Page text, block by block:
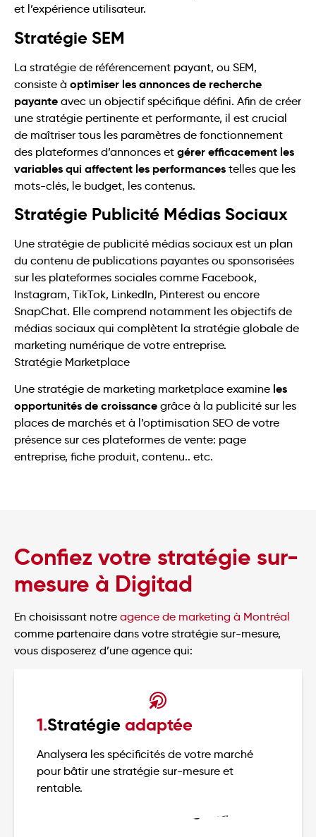
et l’expérience utilisateur.
Stratégie SEM
La stratégie de référencement payant, ou SEM,
consiste à optimiser les annonces de recherche
payante avec un objectif spécifique défini. Afin de créer
une stratégie pertinente et performante, il est crucial
de maîtriser tous les paramètres de fonctionnement
des plateformes d’annonces et gérer efficacement les
variables qui affectent les performances telles que les
mots-clés, le budget, les contenus.
Stratégie Publicité Médias Sociaux
Une stratégie de publicité médias sociaux est un plan
du contenu de publications payantes ou sponsorisées
sur les plateformes sociales comme Facebook,
Instagram, TikTok, LinkedIn, Pinterest ou encore
SnapChat. Elle comprend notamment les objectifs de
médias sociaux qui complètent la stratégie globale de
marketing numérique de votre entreprise.
Stratégie Marketplace
Une stratégie de marketing marketplace examine les
opportunités de croissance grâce à la publicité sur les
places de marchés et à l’optimisation SEO de votre
présence sur ces plateformes de vente: page
entreprise, fiche produit, contenu.. etc.
Confiez votre stratégie sur-
mesure à Digitad
En choisissant notre agence de marketing à Montréal
comme partenaire dans votre stratégie sur-mesure,
vous disposerez d’une agence qui:
1.Stratégie adaptée
Analysera les spécificités de votre marché
pour bâtir une stratégie sur-mesure et
rentable.